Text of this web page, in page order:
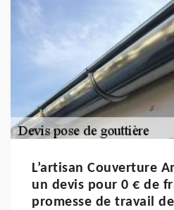
L’artisan Couverture
un devis pour 0 € de
promesse de travail